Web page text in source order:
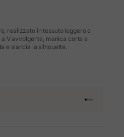
realizzato in tessuto leggero e
V avvolgente, manica corta e
e slancia la silhouette.
Vai
Vai
Vai
Vai